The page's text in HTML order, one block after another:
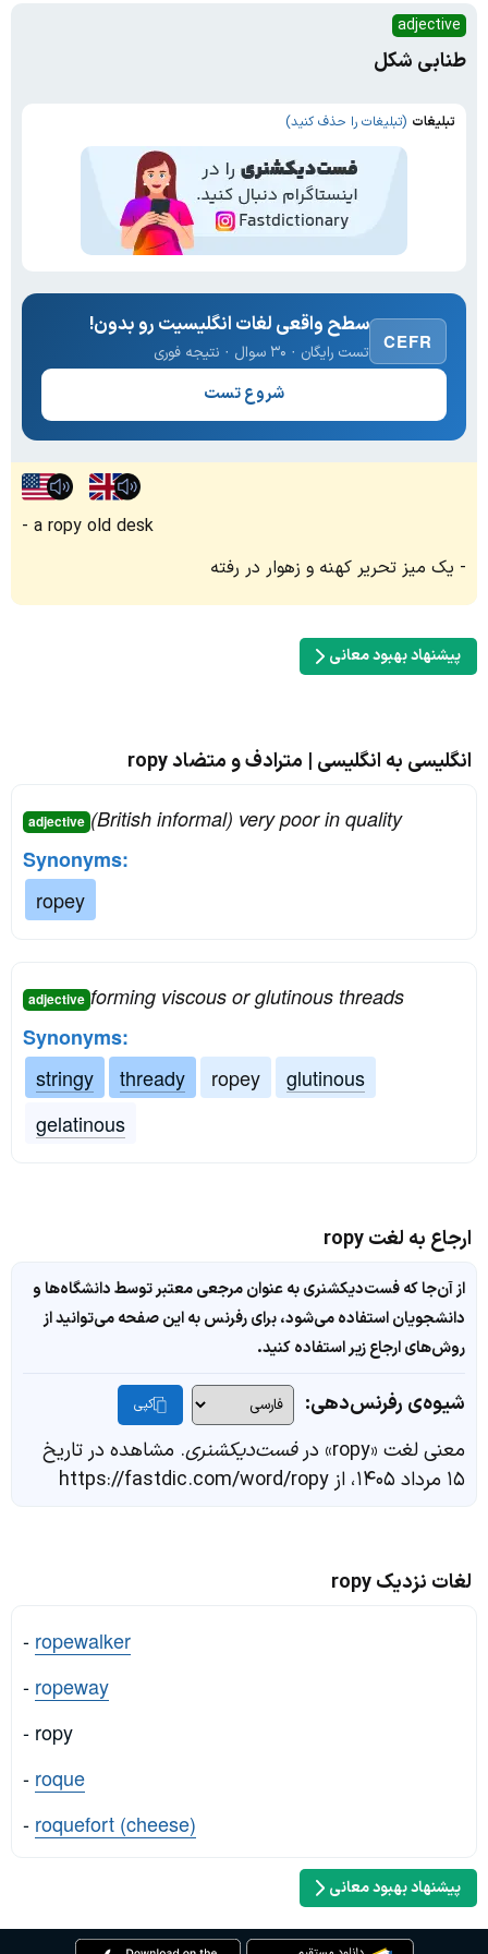
adjective
طنابی شکل
تبلیغات (تبلیغات را حذف کنید)
CEFR
سطح واقعی لغات انگلیسیت رو بدون!
تست رایگان · ۳۰ سوال · نتیجه فوری
شروع تست
a ropy old desk
یک میز تحریر کهنه و زهوار در رفته
پیشنهاد بهبود معانی
انگلیسی به انگلیسی | مترادف و متضاد ropy
adjective (British informal) very poor in quality
Synonyms:
ropey
adjective forming viscous or glutinous threads
Synonyms:
stringy
thready ropey
glutinous
gelatinous
ارجاع به لغت ropy
از آن‌جا که فست‌دیکشنری به عنوان مرجعی معتبر توسط دانشگاه‌ها و
دانشجویان استفاده می‌شود، برای رفرنس به این صفحه می‌توانید از
روش‌های ارجاع زیر استفاده کنید.
شیوه‌ی رفرنس‌دهی: کپی
معنی لغت «ropy» در فست‌دیکشنری. مشاهده در تاریخ
۱۵ مرداد ۱۴۰۵، از https://fastdic.com/word/ropy
لغات نزدیک ropy
- ropewalker
- ropeway
- ropy
- roque
- roquefort (cheese)
پیشنهاد بهبود معانی